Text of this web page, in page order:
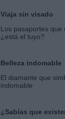
Viaja sin visado
Los pasaportes que
¿está el tuyo?
Belleza indomable
El diamante que
indomable
¿Sabías que